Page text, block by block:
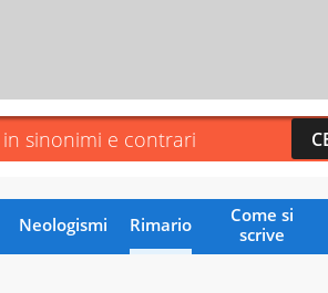
Neologismi Rimario
Come si
scrive